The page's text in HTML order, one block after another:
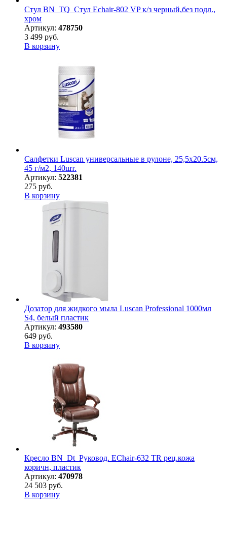
Стул BN_TQ_Стул Echair-802 VP к/з черный,без подл.,
хром
Артикул: 478750
3 499 руб.
В корзину
Салфетки Luscan универсальные в рулоне, 25,5х20.5см,
45 г/м2, 140шт.
Артикул: 522381
275 руб.
В корзину
Дозатор для жидкого мыла Luscan Professional 1000мл
S4, белый пластик
Артикул: 493580
649 руб.
В корзину
Кресло BN_Dt_Руковод. EChair-632 TR рец.кожа
коричн, пластик
Артикул: 470978
24 503 руб.
В корзину